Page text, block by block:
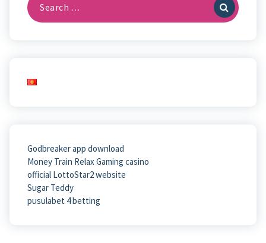
for:
Godbreaker app download
Money Train Relax Gaming casino
official LottoStar2 website
Sugar Teddy
pusulabet 4 betting